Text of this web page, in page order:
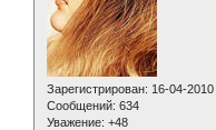
Зарегистрирован: 16-04-2010
Сообщений: 634
Уважение: +48